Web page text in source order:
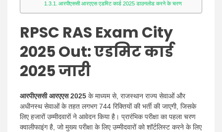
आरपीएससी आरएएस एडमिट कार्ड 2025 डाउनलोड करने के चरण
RPSC RAS Exam City
2025 Out:एडमिट कार्ड
2025 जारी
आरपीएससी आरएएस ​​2025 के माध्यम से, राजस्थान राज्य सेवाओं और
अधीनस्थ सेवाओं के तहत लगभग 744 रिक्तियों की भर्ती की जाएगी, जिसके
लिए हजारों उम्मीदवारों ने आवेदन किया है। प्रारंभिक परीक्षा का पहला चरण
क्वालीफाइंग है, जो मुख्य परीक्षा के लिए उम्मीदवारों को शॉर्टलिस्ट करने के लिए